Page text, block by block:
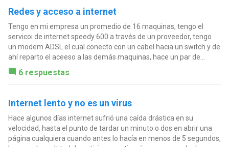
Redes y acceso a internet
Tengo en mi empresa un promedio de 16 maquinas, tengo el
servicoi de internet speedy 600 a través de un proveedor, tengo
un modem ADSL el cual conecto con un cabel hacia un switch y de
ahí reparto el aceeso a las demás maquinas, hace un par de...
6 respuestas
Internet lento y no es un virus
Hace algunos días internet sufrió una caída drástica en su
velocidad, hasta el punto de tardar un minuto o dos en abrir una
página cualquiera cuando antes lo hacía en menos de 5 segundos,